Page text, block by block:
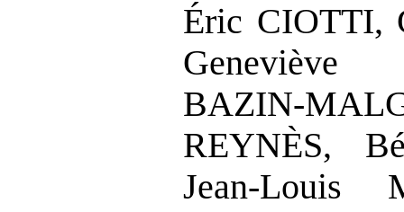
Éric CIOTTI,
Geneviève
BAZIN‑
REYNÈS,
Jean‑Louis